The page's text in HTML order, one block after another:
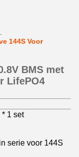
144S Voor
BMS met
LifePO4
1 set
serie voor 144S